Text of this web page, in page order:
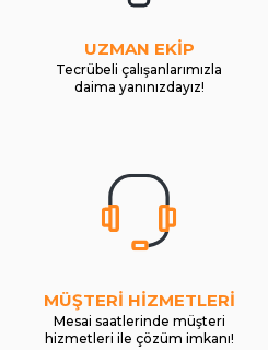
UZMAN EKİP
Tecrübeli çalışanlarımızla
daima yanınızdayız!
MÜŞTERİ HİZMETLERİ
Mesai saatlerinde müşteri
hizmetleri ile çözüm imkanı!